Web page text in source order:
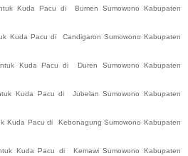
Kuda Pacu di Bumen Sumowono
Kabupaten
Kuda Pacu di Candigaron Sumowono Kabupaten
Kuda Pacu di Duren Sumowono
Kabupaten
Kuda Pacu di Jubelan Sumowono
Kabupaten
Kuda Pacu di Kebonagung Sumowono Kabupaten
Kuda Pacu di Kemawi Sumowono
Kabupaten